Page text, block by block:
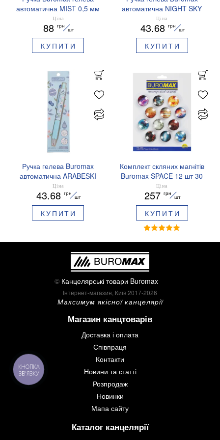
автоматична MIST 0,5 мм
сині чорнила BM.83103
Ціна
88 грн
шт
КУПИТИ
автоматична NIGHT SKY
ZODIAC 0.5 мм
ароматизований грип синє
чорнило BM.8379-01
Ціна
43.68 грн
шт
КУПИТИ
Ручка гелева Buromax
автоматична ARABESKI
0.5 мм ароматизований
грип синє чорнило в
блістері BM.8379-02
Ціна
43.68 грн
шт
КУПИТИ
Комплект скляних магнітів
Buromax SPACE 12 шт 30
мм BM.0048
Ціна
257 грн
шт
КУПИТИ
© Канцелярські товари Buromax
Інтернет-магазин, Київ 2017-2026
Максимум якісної канцелярії
Магазин канцтоварів
Доставка і оплата
Співпраця
Контакти
Новини та статті
Розпродаж
Новинки
Мапа сайту
Каталог канцелярії
КНОПКА
ЗВ'ЯЗКУ